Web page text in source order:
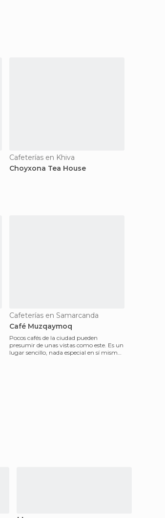
Cafeterías en Khiva
Choyxona Tea House
Cafeterías en Samarcanda
Café Muzqaymoq
Pocos cafés de la ciudad pueden
presumir de unas vistas como este. Es un
lugar sencillo, nada especial en sí mismo,